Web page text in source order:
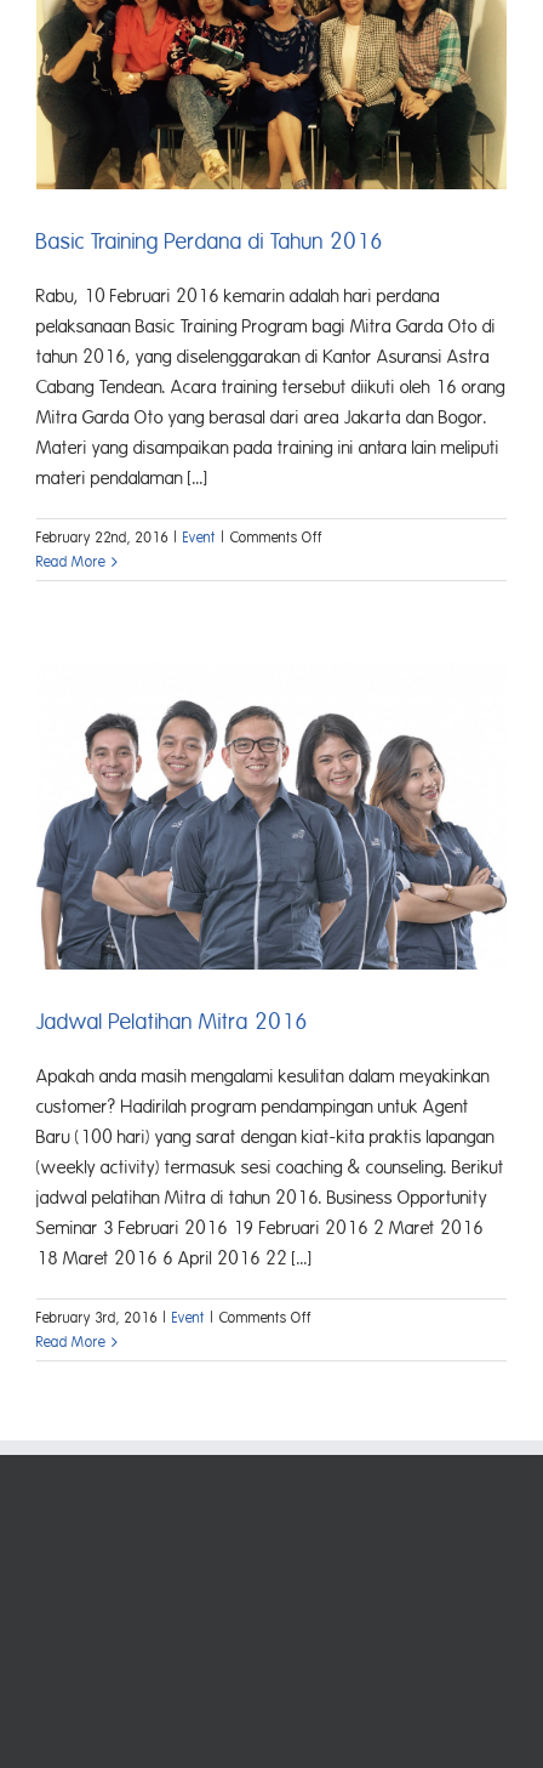
Award
Basic Training Perdana di Tahun 2016
Rabu, 10 Februari 2016 kemarin adalah hari perdana
pelaksanaan Basic Training Program bagi Mitra Garda Oto di
tahun 2016, yang diselenggarakan di Kantor Asuransi Astra
Cabang Tendean. Acara training tersebut diikuti oleh 16 orang
Mitra Garda Oto yang berasal dari area Jakarta dan Bogor.
Materi yang disampaikan pada training ini antara lain meliputi
materi pendalaman [...]
February 22nd, 2016 Event Comments Offon
Training
Read More
Jadwal Pelatihan Mitra 2016
Apakah anda masih mengalami kesulitan dalam meyakinkan
customer? Hadirilah program pendampingan untuk Agent
Baru (100 hari) yang sarat dengan kiat-kita praktis lapangan
(weekly activity) termasuk sesi coaching & counseling. Berikut
jadwal pelatihan Mitra di tahun 2016. Business Opportunity
Seminar 3 Februari 2016 19 Februari 2016 2 Maret 2016
18 Maret 2016 6 April 2016 22 [...]
February 3rd, 2016 Event Comments Offon
Pelatihan
Read More